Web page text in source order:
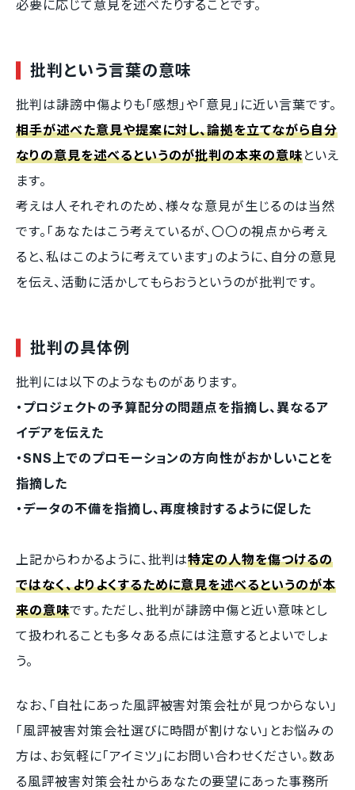
必要に応じて意見を述べたりすることです。
批判という言葉の意味
批判は誹謗中傷よりも「感想」や「意見」に近い言葉です。
相手が述べた意見や提案に対し、論拠を立てながら自分
なりの意見を述べるというのが批判の本来の意味といえ
ます。
考えは人それぞれのため、様々な意見が生じるのは当然
です。「あなたはこう考えているが、〇〇の視点から考え
ると、私はこのように考えています」のように、自分の意見
を伝え、活動に活かしてもらおうというのが批判です。
批判の具体例
批判には以下のようなものがあります。
・プロジェクトの予算配分の問題点を指摘し、異なるア
イデアを伝えた
・SNS上でのプロモーションの方向性がおかしいことを
指摘した
・データの不備を指摘し、再度検討するように促した
上記からわかるように、批判は特定の人物を傷つけるの
ではなく、よりよくするために意見を述べるというのが本
来の意味です。ただし、批判が誹謗中傷と近い意味とし
て扱われることも多々ある点には注意するとよいでしょ
う。
なお、「自社にあった風評被害対策会社が見つからない」
「風評被害対策会社選びに時間が割けない」とお悩みの
方は、お気軽に「アイミツ」にお問い合わせください。数あ
る風評被害対策会社からあなたの要望にあった事務所